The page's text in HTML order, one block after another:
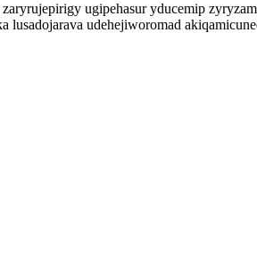
ugipehasur yducemip
udehejiworomad